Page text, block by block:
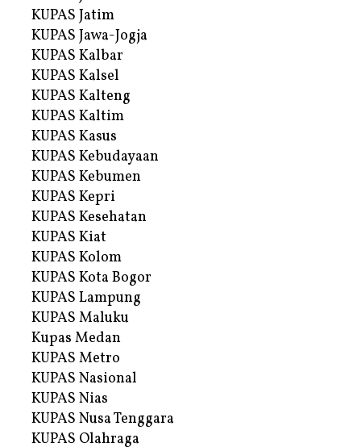
KUPAS Jatim
KUPAS Jawa-Jogja
KUPAS Kalbar
KUPAS Kalsel
KUPAS Kalteng
KUPAS Kaltim
KUPAS Kasus
KUPAS Kebudayaan
KUPAS Kebumen
KUPAS Kepri
KUPAS Kesehatan
KUPAS Kiat
KUPAS Kolom
KUPAS Kota Bogor
KUPAS Lampung
KUPAS Maluku
Kupas Medan
KUPAS Metro
KUPAS Nasional
KUPAS Nias
KUPAS Nusa Tenggara
KUPAS Olahraga